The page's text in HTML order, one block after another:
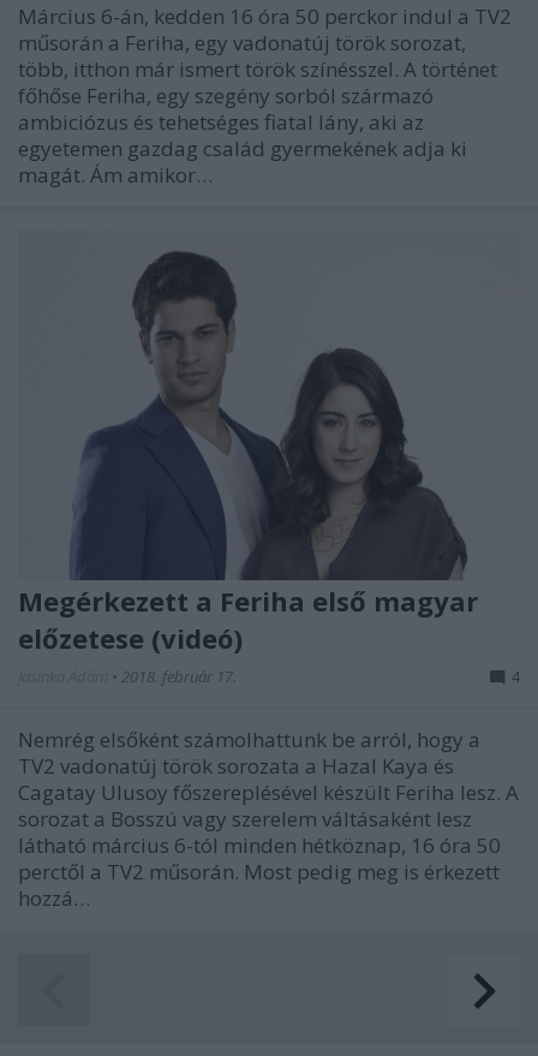
Március 6-án, kedden 16 óra 50 perckor indul a TV2
műsorán a Feriha, egy vadonatúj török sorozat,
több, itthon már ismert török színésszel. A történet
főhőse Feriha, egy szegény sorból származó
ambiciózus és tehetséges fiatal lány, aki az
egyetemen gazdag család gyermekének adja ki
magát. Ám amikor…
Megérkezett a Feriha első magyar
előzetese (videó)
• 2018. február 17. 4
Nemrég elsőként számolhattunk be arról, hogy a
TV2 vadonatúj török sorozata a Hazal Kaya és
Cagatay Ulusoy főszereplésével készült Feriha lesz. A
sorozat a Bosszú vagy szerelem váltásaként lesz
látható március 6-tól minden hétköznap, 16 óra 50
perctől a TV2 műsorán. Most pedig meg is érkezett
hozzá…